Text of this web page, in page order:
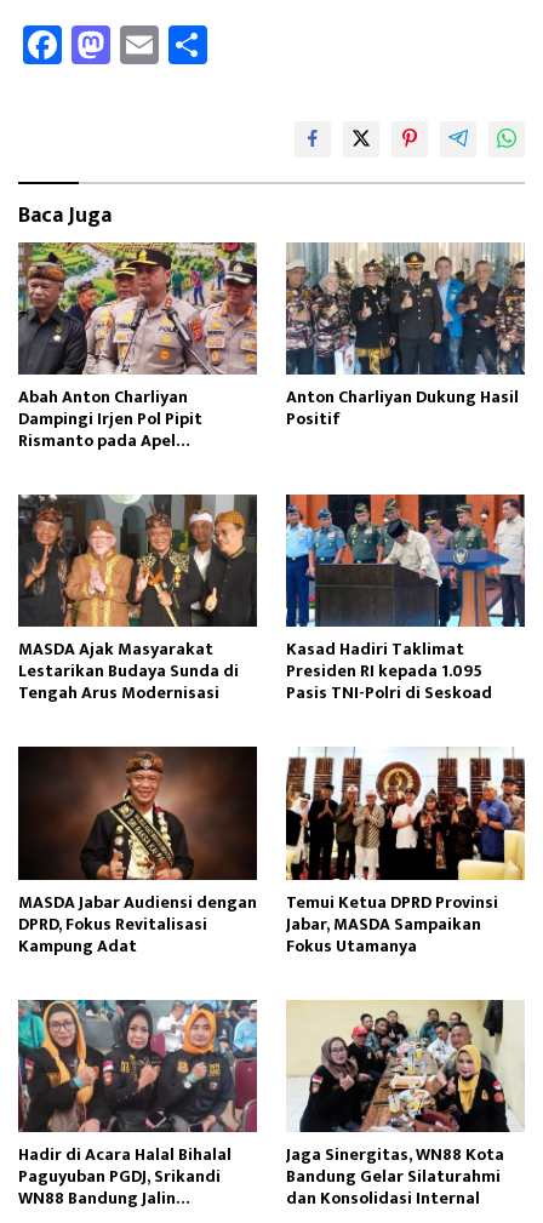
Fa
ce
k
M
as
o
n
E
m
Baca Juga
Abah Anton Charliyan
Dampingi Irjen Pol Pipit
Rismanto pada Apel
Anton Charliyan Dukung Hasil
Positif
MASDA Ajak Masyarakat
Lestarikan Budaya Sunda di
Tengah Arus Modernisasi
Kasad Hadiri Taklimat
Presiden RI kepada 1.095
Pasis TNI-Polri di Seskoad
MASDA Jabar Audiensi dengan
DPRD, Fokus Revitalisasi
Kampung Adat
Temui Ketua DPRD Provinsi
Jabar, MASDA Sampaikan
Fokus Utamanya
Hadir di Acara Halal Bihalal
Paguyuban PGDJ, Srikandi
WN88 Bandung Jalin
Jaga Sinergitas, WN88 Kota
Bandung Gelar Silaturahmi
dan Konsolidasi Internal